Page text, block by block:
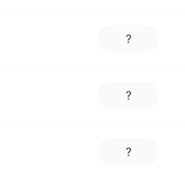
?
?
?